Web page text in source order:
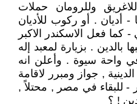
وللرومان حملات
- أديان . أو ركوب للأديان
- كما فعل الاسكندر الاكبر
. بزيارة لمعبد إله
واحة سيوة . وأعلن انه
, جواز ومبرر لاقامة
- للبقاء في مصر , محتلاً ,
! ؟